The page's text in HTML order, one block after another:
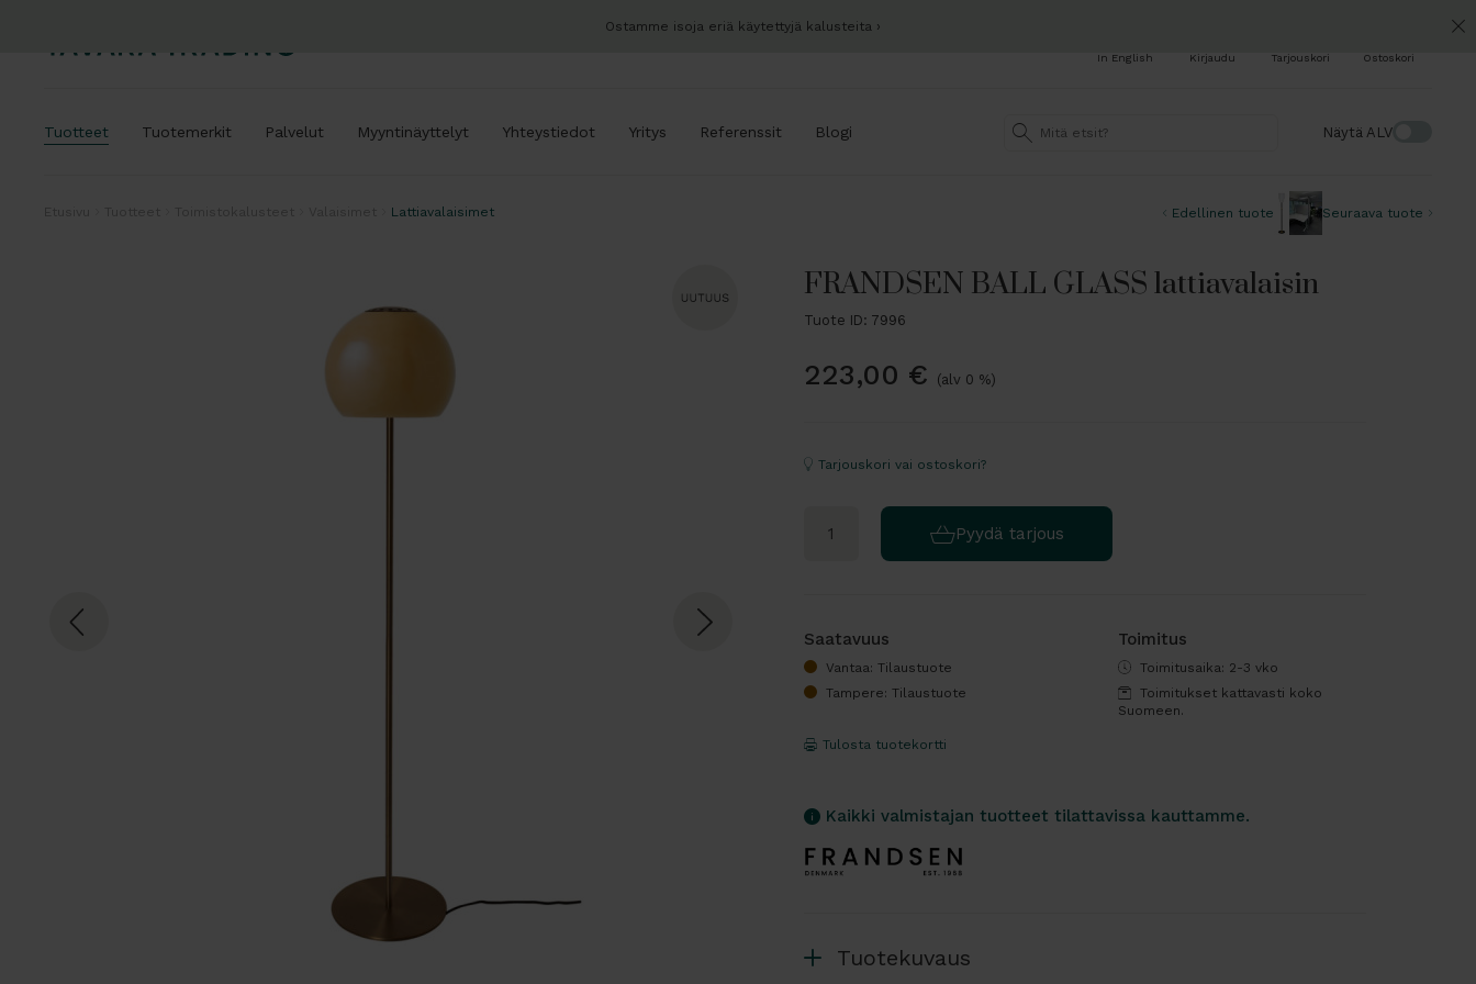
Ostamme isoja eriä käytettyjä kalusteita
Ostoskori
Tarjouskori
Kirjaudu
In English
Näytä ALV
Tuotteet Tuotemerkit Palvelut Myyntinäyttelyt Yhteystiedot Yritys Referenssit Blogi
Lattiavalaisimet Edellinen tuote Seuraava tuote
FRANDSEN BALL GLASS lattiavalaisin
Tuote ID: 7996
223,00 € (alv 0 %)
Tarjouskori vai ostoskori?
Pyydä tarjous
Saatavuus
Vantaa: Tilaustuote
Tampere: Tilaustuote
Toimitus
Toimitusaika: 2-3 vko
Toimitukset kattavasti koko
Suomeen.
Tulosta tuotekortti
Kaikki valmistajan tuotteet tilattavissa kauttamme.
Tuotekuvaus